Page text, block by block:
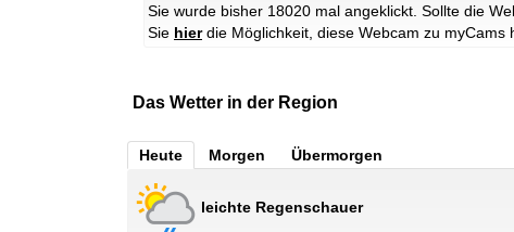
Sie wurde bisher 18020 mal angeklickt. Sollte die
Sie hierdie Möglichkeit, diese Webcam zu myCams
Das Wetter in der Region
Heute Morgen Übermorgen
leichte Regenschauer